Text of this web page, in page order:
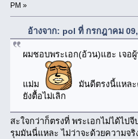
PM »
อ้างจาก: pol ที่ กรกฎาคม
ผมชอบพระเอก(อ้วน)แฮะ เจอ
แม่ม
มันดีตรงนี้แหละ
ยังตื้อไม่เลิก
สะใจกว่าก็ตรงที่ พระเอกไม่ได้ไป
รุมมันนี่แหละ ไม่ว่าจะด้วยความจ